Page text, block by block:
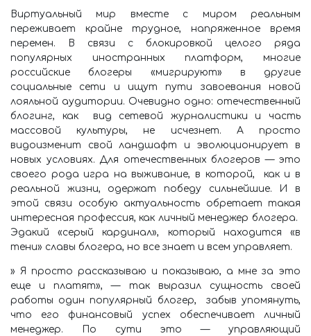
Виртуальный мир вместе с миром реальным
переживает крайне трудное, напряженное время
перемен. В связи с блокировкой целого ряда
популярных иностранных платформ, многие
российские блогеры «мигрируют» в другие
социальные сети и ищут пути завоевания новой
лояльной аудитории. Очевидно одно: отечественный
блогинг, как вид сетевой журналистики и часть
массовой культуры, не исчезнет. А просто
видоизменит свой ландшафт и эволюционирует в
новых условиях. Для отечественных блогеров — это
своего рода игра на выживание, в которой, как и в
реальной жизни, одержат победу сильнейшие. И в
этой связи особую актуальность обретает такая
интересная профессия, как личный менеджер блогера.
Эдакий «серый кардинал», который находится «в
тени» славы блогера, но все знает и всем управляет.
» Я просто рассказываю и показываю, а мне за это
еще и платят», — так выразил сущность своей
работы один популярный блогер, забыв упомянуть,
что его финансовый успех обеспечивает личный
менеджер. По сути это — управляющий